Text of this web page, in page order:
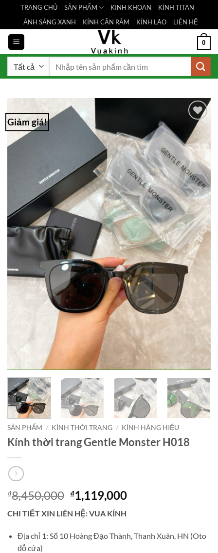
nội
dung
TRANG CHỦ SẢN PHẨM KINH KHOAN
KÍNH TITAN
ÁNH SÁNG XANH
KÍNH CẬN RÂM KÍNH LÃO LIÊN HỆ
0
Giảm giá!
Add to
Wishlist
SẢN PHẨM / KÍNH THỜI TRANG / KÍNH HÀNG HIỆU
Kính thời trang Gentle Monster H018
₫8,450,000 Giá
gốc
là:
₫8,450,000.
₫1,119,000Giá
₫1,119,000.
CHI TIẾT XIN LIÊN HỆ: VUA KÍNH
Địa chỉ 1: Số 10 Hoàng Đạo Thành, Thanh Xuân, HN (Oto
đỗ cửa)